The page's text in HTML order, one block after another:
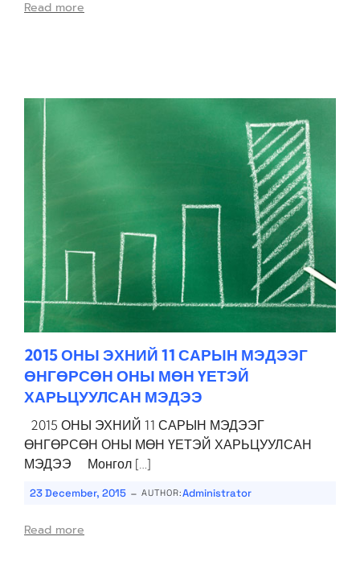
Read more
2015 ОНЫ ЭХНИЙ 11 САРЫН МЭДЭЭГ
ӨНГӨРСӨН ОНЫ МӨН ҮЕТЭЙ
ХАРЬЦУУЛСАН МЭДЭЭ
2015 ОНЫ ЭХНИЙ 11 САРЫН МЭДЭЭГ
ӨНГӨРСӨН ОНЫ МӨН ҮЕТЭЙ ХАРЬЦУУЛСАН
МЭДЭЭ Монгол […]
23 December, 2015 - AUTHOR:Administrator
Read more